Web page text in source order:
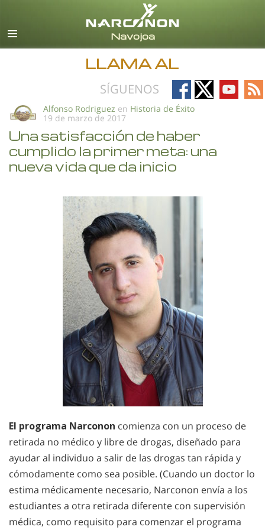
Español
Todas las Regiones/Idiomas
LLAMA AL
SÍGUENOS
Follow
on
Follow
on
Follow
on
on
Alfonso Rodriguez en Historia de Éxito
19 de marzo de 2017
Una satisfacción de haber
cumplido la primer meta: una
nueva vida que da inicio
El programa Narconon comienza con un proceso de
retirada no médico y libre de drogas, diseñado para
ayudar al individuo a salir de las drogas tan rápida y
cómodamente como sea posible. (Cuando un doctor lo
estima médicamente necesario, Narconon envía a los
estudiantes a otra retirada diferente con supervisión
médica, como requisito para comenzar el programa